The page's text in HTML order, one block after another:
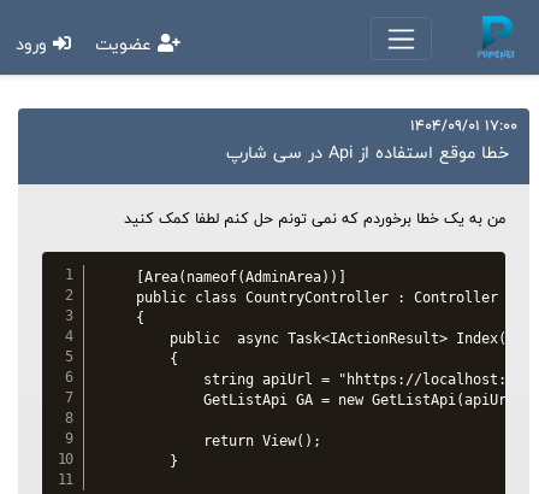
ورود عضویت
17:00 1404/09/01
خطا موقع استفاده از Api در سی شارپ
من به یک خطا برخوردم که نمی تونم حل کنم لطفا کمک کنید
    [Area(nameof(AdminArea))]
    public class CountryController : Controller
    {
        public  async Task<IActionResult> Index()
        {
string apiUrl = "hhttps://
            GetListApi GA = new GetListApi(apiUrl);
            return View();
        }